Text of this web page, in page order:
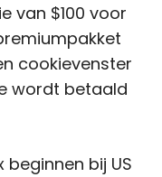
van $100 voor
cookievenster
wordt betaald
beginnen bij US